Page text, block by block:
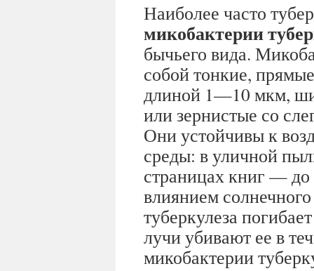
Наиболее часто
микобактерии
бычьего вида.
собой тонкие,
длиной 1—10 мкм,
или зернистые со
Они устойчивы к
среды: в уличной
страницах книг —
влиянием
туберкулеза
лучи убивают ее в
микобактерии